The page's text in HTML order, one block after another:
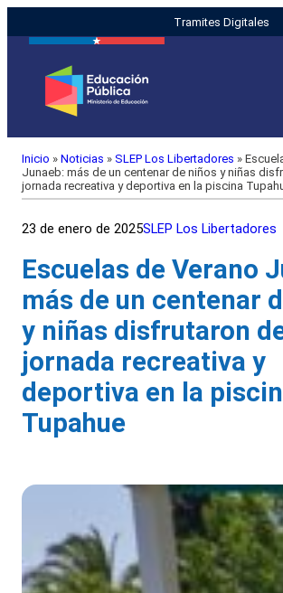
Tramites Digitales
Inicio » Noticias » SLEP Los Libertadores »
Junaeb: más de un centenar de niños y niñas
jornada recreativa y deportiva en la piscina
23 de enero de 2025SLEP Los Libertadores
Escuelas de Verano
más de un centenar
y niñas disfrutaron
jornada recreativa y
deportiva en la
Tupahue